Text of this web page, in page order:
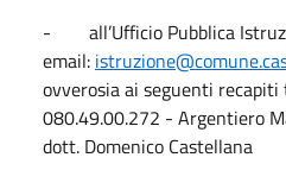
- all’Ufficio Pubblica
email:
ovverosia ai seguenti
080.49.00.272 - Argentiero
dott. Domenico Castellana